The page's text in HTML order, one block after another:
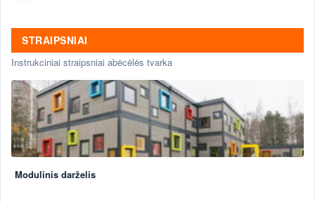
STRAIPSNIAI
Instrukciniai straipsniai abėcėlės tvarka
Modulinis darželis